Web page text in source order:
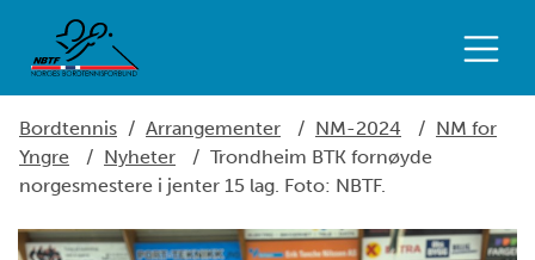
Bordtennis / Arrangementer / NM-2024 / NM for
Yngre
/ Nyheter / Trondheim BTK fornøyde
norgesmestere i jenter 15 lag. Foto: NBTF.